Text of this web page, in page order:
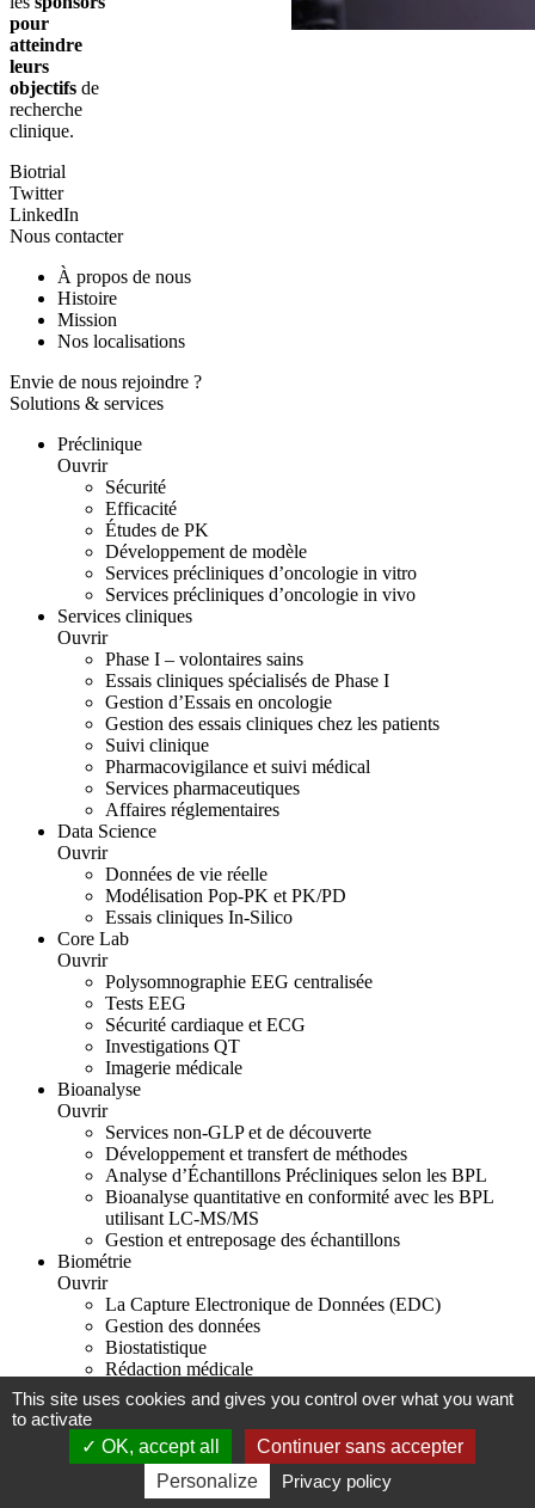
pour
atteindre
leurs
objectifs de
recherche
clinique.
Biotrial
Twitter
LinkedIn
Nous contacter
À propos de nous
Histoire
Mission
Nos localisations
Envie de nous rejoindre ?
Solutions & services
Préclinique
Ouvrir
Sécurité
Efficacité
Études de PK
Développement de modèle
Services précliniques d’oncologie in vitro
Services précliniques d’oncologie in vivo
Services cliniques
Ouvrir
Phase I – volontaires sains
Essais cliniques spécialisés de Phase I
Gestion d’Essais en oncologie
Gestion des essais cliniques chez les patients
Suivi clinique
Pharmacovigilance et suivi médical
Services pharmaceutiques
Affaires réglementaires
Data Science
Ouvrir
Données de vie réelle
Modélisation Pop-PK et PK/PD
Essais cliniques In-Silico
Core Lab
Ouvrir
Polysomnographie EEG centralisée
Tests EEG
Sécurité cardiaque et ECG
Investigations QT
Imagerie médicale
Bioanalyse
Ouvrir
Services non-GLP et de découverte
Développement et transfert de méthodes
Analyse d’Échantillons Précliniques selon les BPL
Bioanalyse quantitative en conformité avec les BPL
utilisant LC-MS/MS
Gestion et entreposage des échantillons
Biométrie
Ouvrir
La Capture Electronique de Données (EDC)
Gestion des données
Biostatistique
Rédaction médicale
Mentions légales
Biotrial 2026 Création site internet Rennes
This site uses cookies and gives you control over what you want
to activate
OK, accept all
Continuer sans accepter
Personalize
Privacy policy